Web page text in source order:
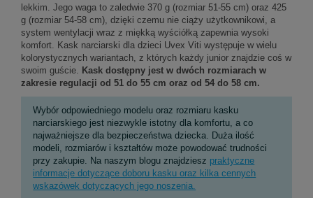
lekkim. Jego waga to zaledwie 370 g (rozmiar 51-55 cm) oraz 425
g (rozmiar 54-58 cm), dzięki czemu nie ciąży użytkownikowi, a
system wentylacji wraz z miękką wyściółką zapewnia wysoki
komfort. Kask narciarski dla dzieci Uvex Viti występuje w wielu
kolorystycznych wariantach, z których każdy junior znajdzie coś w
swoim guście. Kask dostępny jest w dwóch rozmiarach w
zakresie regulacji od 51 do 55 cm oraz od 54 do 58 cm.
Wybór odpowiedniego modelu oraz rozmiaru kasku
narciarskiego jest niezwykle istotny dla komfortu, a co
najważniejsze dla bezpieczeństwa dziecka. Duża ilość
modeli, rozmiarów i kształtów może powodować trudności
przy zakupie. Na naszym blogu znajdziesz praktyczne
informacje dotyczące doboru kasku oraz kilka cennych
wskazówek dotyczących jego noszenia.